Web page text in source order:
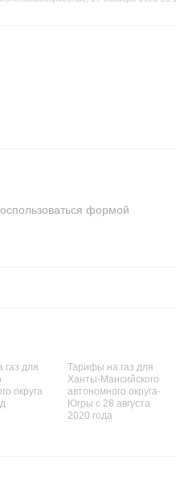
формой
для
округа
Тарифы на газ для
Ханты-Мансийского
автономного округа-
Югры с 28 августа
2020 года